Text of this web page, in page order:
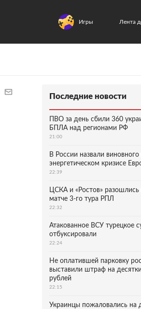
Игры Лента
Последние новости
ПВО за день сбили 360
БПЛА над регионами РФ
21:00
В России назвали виновного
энергетическом кризисе
22:39
ЦСКА и «Ростов»
матче 3-го тура РПЛ
22:32
Атакованное ВСУ турецкое
отбуксировали
22:24
Не оплатившей парковку
выставили штраф на
рублей
22:15
Украинцы пожаловались на